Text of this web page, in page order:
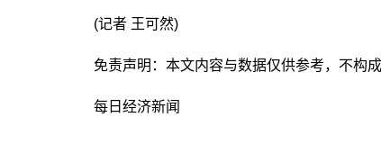
(记者 王可然)
免责声明：本文内容与数据仅供参考，不构
每日经济新闻